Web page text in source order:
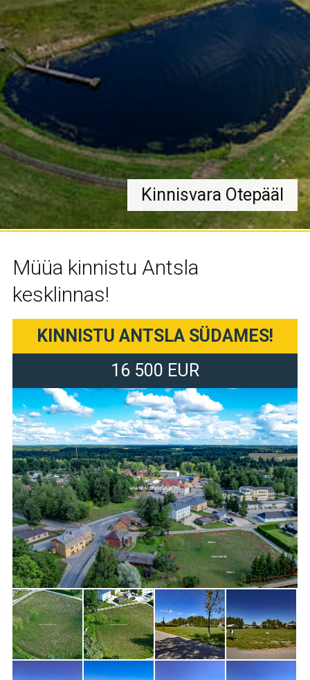
Kinnisvara Otepääl
Müüa kinnistu Antsla
kesklinnas!
KINNISTU ANTSLA SÜDAMES!
16 500 EUR